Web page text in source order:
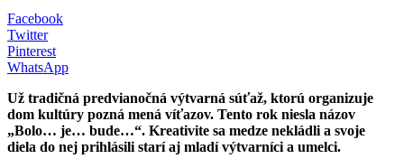
Facebook
Twitter
Pinterest
WhatsApp
Už tradičná predvianočná výtvarná súťaž, ktorú organizuje
dom kultúry pozná mená víťazov. Tento rok niesla názov
„Bolo… je… bude…“. Kreativite sa medze nekládli a svoje
diela do nej prihlásili starí aj mladí výtvarníci a umelci.